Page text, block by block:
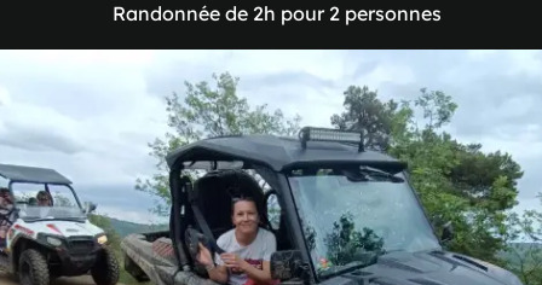
Randonnée de 2h pour 2 personnes